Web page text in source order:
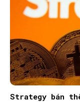
Strategy bán